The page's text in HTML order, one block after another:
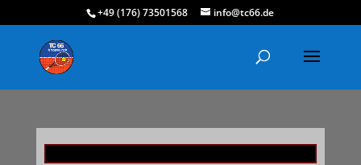
+49 (176) 73501568 info@tc66.de